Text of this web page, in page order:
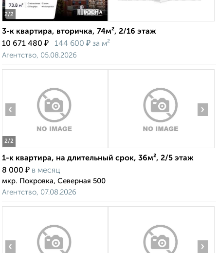
2/2
3-к квартира, вторичка, 74м², 2/16 этаж
10 671 480 ₽ 144 600 ₽ за м²
Агентство, 05.08.2026
2/2
‹ ›
1-к квартира, на длительный срок, 36м², 2/5 этаж
8 000 ₽ в месяц
мкр. Покровка, Северная 500
Агентство, 07.08.2026
‹ ›